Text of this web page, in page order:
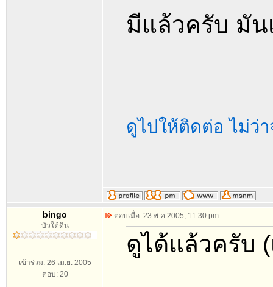
มีแล้วครับ มัน
ดูไปให้ติดต่อ ไม่ว่
bingo
บัวใต้ดิน
เข้าร่วม: 26 เม.ย. 2005
ตอบ: 20
ตอบเมื่อ: 23 พ.ค.2005, 11:30 pm
ดูได้แล้วครับ